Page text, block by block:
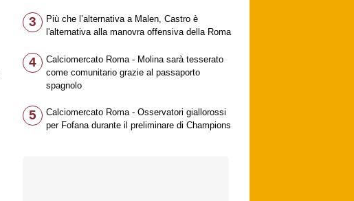
3
Più che l’alternativa a Malen, Castro è
l'alternativa alla manovra offensiva della Roma
4
Calciomercato Roma - Molina sarà tesserato
come comunitario grazie al passaporto
spagnolo
5
Calciomercato Roma - Osservatori giallorossi
per Fofana durante il preliminare di Champions